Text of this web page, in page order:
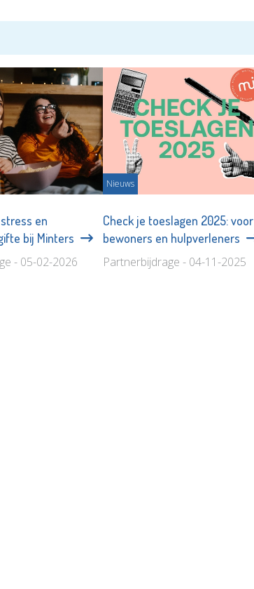
en
bij Minters
- 05-02-2026
Nieuws
Check je toeslagen 2025: voor
bewoners en hulpverleners
Partnerbijdrage - 04-11-2025